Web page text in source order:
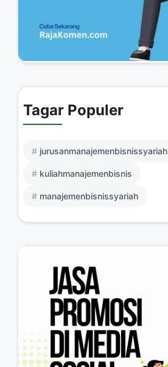
Tagar Populer
jurusanmanajemenbisnissyariah
kuliahmanajemenbisnis
manajemenbisnissyariah